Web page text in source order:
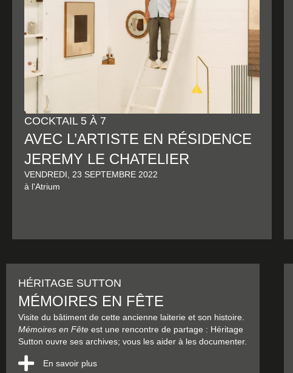
COCKTAIL 5 À 7
AVEC L’ARTISTE EN RÉSIDENCE
JEREMY LE CHATELIER
VENDREDI, 23 SEPTEMBRE 2022
à l'Atrium
HÉRITAGE SUTTON
MÉMOIRES EN FÊTE
Visite du bâtiment de cette ancienne laiterie et son histoire.
Mémoires en Fête est une rencontre de partage : Héritage
Sutton ouvre ses archives; vous les aider à les documenter.
En savoir plus